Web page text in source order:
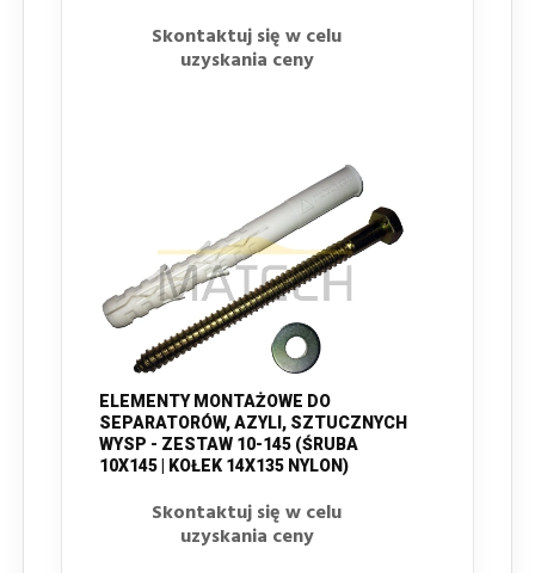
Skontaktuj się w celu
uzyskania ceny
ELEMENTY MONTAŻOWE DO
SEPARATORÓW, AZYLI, SZTUCZNYCH
WYSP - ZESTAW 10-145 (ŚRUBA
10X145 | KOŁEK 14X135 NYLON)
Skontaktuj się w celu
uzyskania ceny